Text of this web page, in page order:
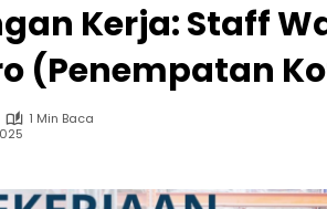
Kerja: Staff
(Penempatan
1 Min Baca